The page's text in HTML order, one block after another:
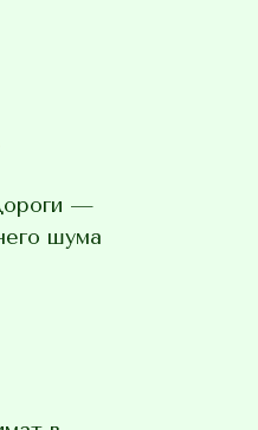
—
шума